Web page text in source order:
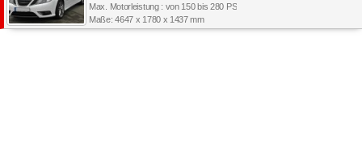
Max. Motorleistung : von 150 bis 280 PS
Maße: 4647 x 1780 x 1437 mm